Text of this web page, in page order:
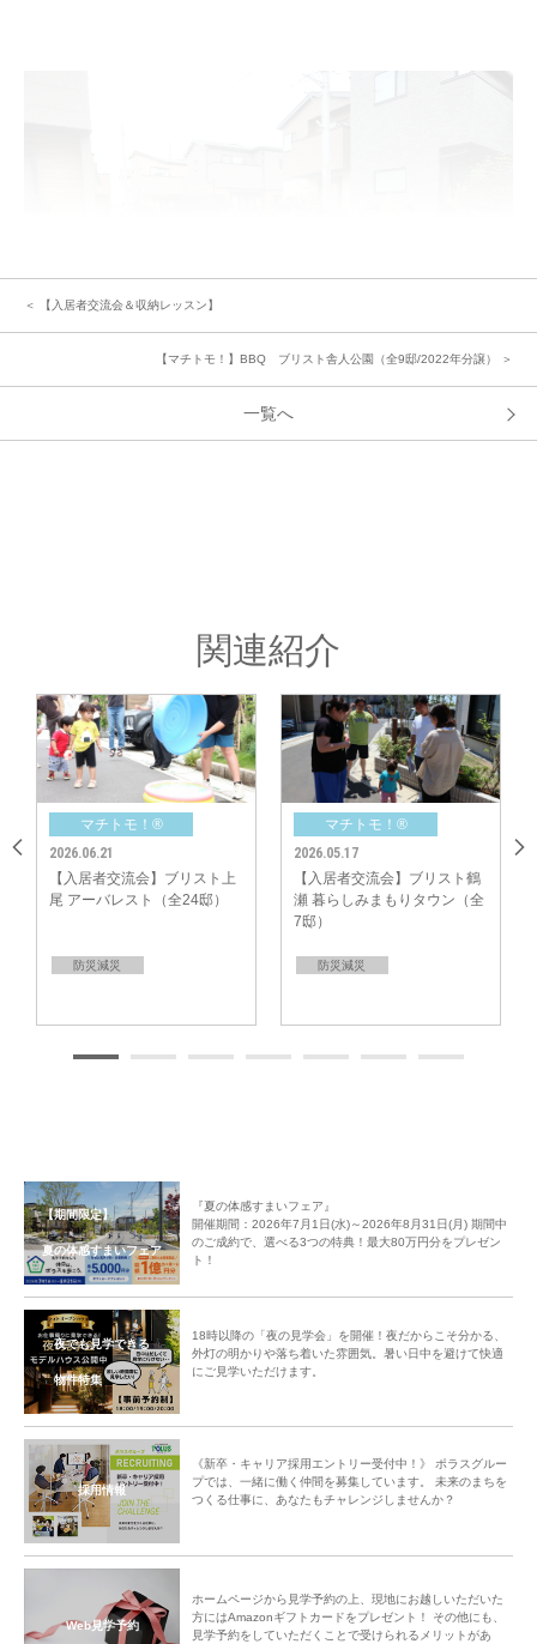
すっかり打ち解けた後は、いよいよチーム対抗『バケツリレー』の始まりで
を競います。
子ども達も一生懸命バケツを運んだり、「早く早く！」「頑張れー！」と元
気いっぱいの「子ども応援団」になってくれたりと大活躍！こぼさないよう
に、でも素早く！大人も子どもも夢中でバケツを繋ぐ熱い戦いに、会場は一
体となって大盛り上がり。みんなで息を合わせるこの競技は、災害時の「ご
近所の連携力」を高める絶好の機会になりました。
参加者の皆さまのご感想
「初めましての方ともお話とか色々出来たので良かったです！」
「沢山交流出来てよかったです。」
「みんなで盛り上がることができて楽しかったです。ありがとうございまし
た。」
たくさんの方々とお話が弾み、楽しく交流しながら「いざという時の備え」
を学ぶ、笑顔あふれるあたたかなひとときとなりました。
中央グリーン開発㈱では、これからの街の成長を楽しみにしつつ、今後も
「ご入居者様間のコミュニティ形成」のサポートをしてまいります。
＜ 【入居者交流会＆収納レッスン】
【マチトモ！】BBQ ブリスト舎人公園（全9邸/2022年分譲） ＞
一覧へ
関連紹介
マチトモ！®
2026.06.21
【入居者交流会】ブリスト上
尾 アーバレスト（全24邸）
防災減災
マチトモ！®
2026.05.17
【入居者交流会】ブリスト鶴
瀬 暮らしみまもりタウン（全
7邸）
防災減災
【期間限定】
夏の体感すまいフェア
『夏の体感すまいフェア』
開催期間：2026年7月1日(水)～2026年8月31日(月) 期間中
のご成約で、選べる3つの特典！最大80万円分をプレゼン
ト！
夜でも見学できる
物件特集
18時以降の「夜の見学会」を開催！夜だからこそ分かる、
外灯の明かりや落ち着いた雰囲気。暑い日中を避けて快適
にご見学いただけます。
採用情報
《新卒・キャリア採用エントリー受付中！》 ポラスグルー
プでは、一緒に働く仲間を募集しています。 未来のまちを
つくる仕事に、あなたもチャレンジしませんか？
Web見学予約
ホームページから見学予約の上、現地にお越しいただいた
方にはAmazonギフトカードをプレゼント！ その他にも、
見学予約をしていただくことで受けられるメリットがあ